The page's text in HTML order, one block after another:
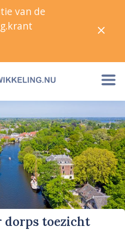
dorps toezicht
van de